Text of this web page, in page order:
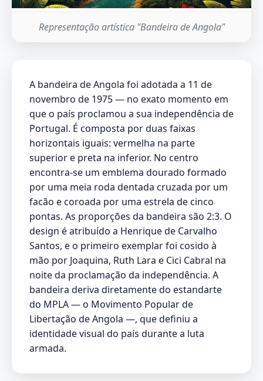
Representação artística "Bandeira de Angola"
A bandeira de Angola foi adotada a 11 de
novembro de 1975 — no exato momento em
que o país proclamou a sua independência de
Portugal. É composta por duas faixas
horizontais iguais: vermelha na parte
superior e preta na inferior. No centro
encontra-se um emblema dourado formado
por uma meia roda dentada cruzada por um
facão e coroada por uma estrela de cinco
pontas. As proporções da bandeira são 2:3. O
design é atribuído a Henrique de Carvalho
Santos, e o primeiro exemplar foi cosido à
mão por Joaquina, Ruth Lara e Cici Cabral na
noite da proclamação da independência. A
bandeira deriva diretamente do estandarte
do MPLA — o Movimento Popular de
Libertação de Angola —, que definiu a
identidade visual do país durante a luta
armada.